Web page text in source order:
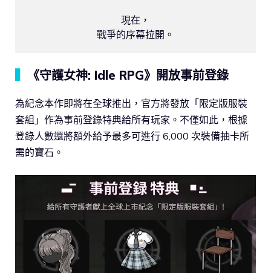
現在，
戰爭的序幕拉開。
《守護女神: Idle RPG》開放事前登錄
為紀念本作即將在全球推出，官方將發放「限定版服裝
套組」作為事前登錄特典給所有玩家。不僅如此，根據
登錄人數還將額外給予最多可進行 6,000 次裝備抽卡所
需的寶石。